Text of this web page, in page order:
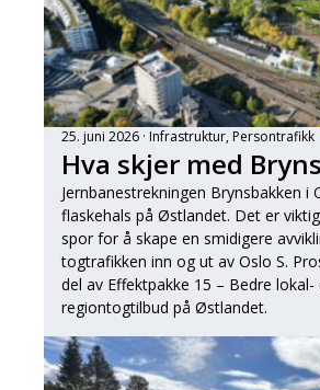
25. juni 2026 Infrastruktur, Persontrafikk
Hva skjer med
Jernbanestrekningen Brynsbakken i
flaskehals på Østlandet. Det er
spor for å skape en smidigere
togtrafikken inn og ut av Oslo S.
del av Effektpakke 15 – Bedre lokal-
regiontogtilbud på Østlandet.